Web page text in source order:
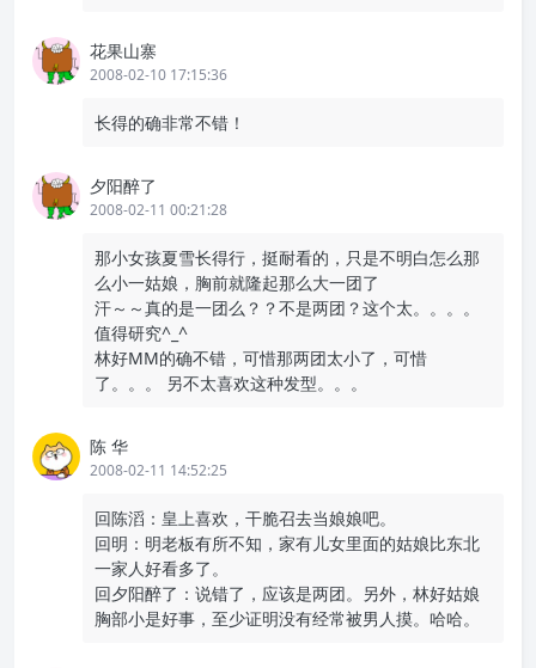
花果山寨
2008-02-10 17:15:36
长得的确非常不错！
夕阳醉了
2008-02-11 00:21:28
那小女孩夏雪长得行，挺耐看的，只是不明白怎么那
么小一姑娘，胸前就隆起那么大一团了
汗～～真的是一团么？？不是两团？这个太。。。。
值得研究^_^
林好MM的确不错，可惜那两团太小了，可惜
了。。。 另不太喜欢这种发型。。。
陈 华
2008-02-11 14:52:25
回陈滔：皇上喜欢，干脆召去当娘娘吧。
回明：明老板有所不知，家有儿女里面的姑娘比东北
一家人好看多了。
回夕阳醉了：说错了，应该是两团。另外，林好姑娘
胸部小是好事，至少证明没有经常被男人摸。哈哈。